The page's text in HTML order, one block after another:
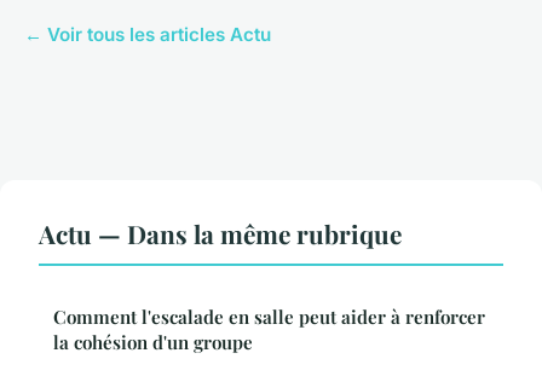
← Voir tous les articles Actu
Actu — Dans la même rubrique
Comment l'escalade en salle peut aider à renforcer
la cohésion d'un groupe